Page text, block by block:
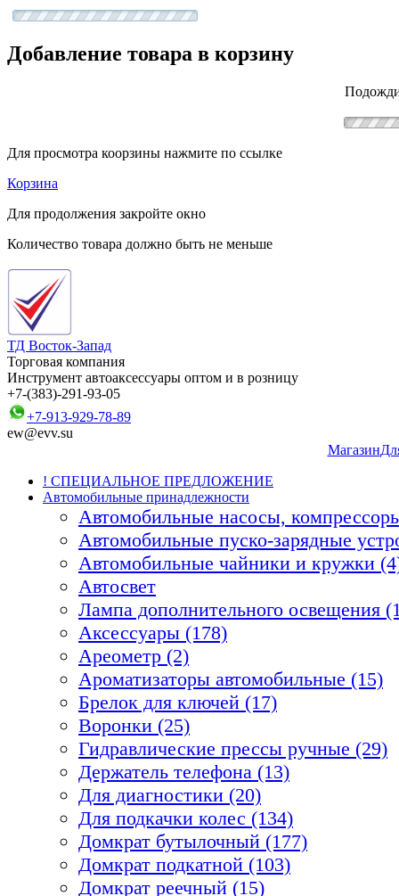
Добавление товара в корзину
Для просмотра коорзины нажмите по ссылке
Корзина
Для продолжения закройте окно
Количество товара должно быть не меньше
ТД Восток-Запад
Торговая компания
Инструмент автоаксессуары оптом и в розницу
+7-(383)-291-93-05
+7-913-929-78-89
ew@evv.su
Магазин
! СПЕЦИАЛЬНОЕ ПРЕДЛОЖЕНИЕ
Автомобильные принадлежности
Автомобильные насосы,
Автомобильные пуско-зарядные
Автомобильные чайники и кружки
Автосвет
Лампа дополнительного освещения
Аксессуары (178)
Ареометр (2)
Ароматизаторы автомобильные (15)
Брелок для ключей (17)
Воронки (25)
Гидравлические прессы ручные (29)
Держатель телефона (13)
Для диагностики (20)
Для подкачки колес (134)
Домкрат бутылочный (177)
Домкрат подкатной (103)
Домкрат реечный (15)